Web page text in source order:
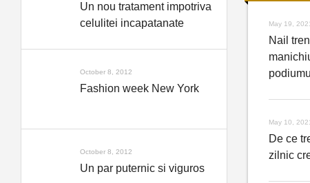
May 19,
Nail
May 10,
De ce
zilnic
Un nou tratament impotriva
celulitei incapatanate
October 8, 2012
Fashion week New York
October 8, 2012
Un par puternic si viguros